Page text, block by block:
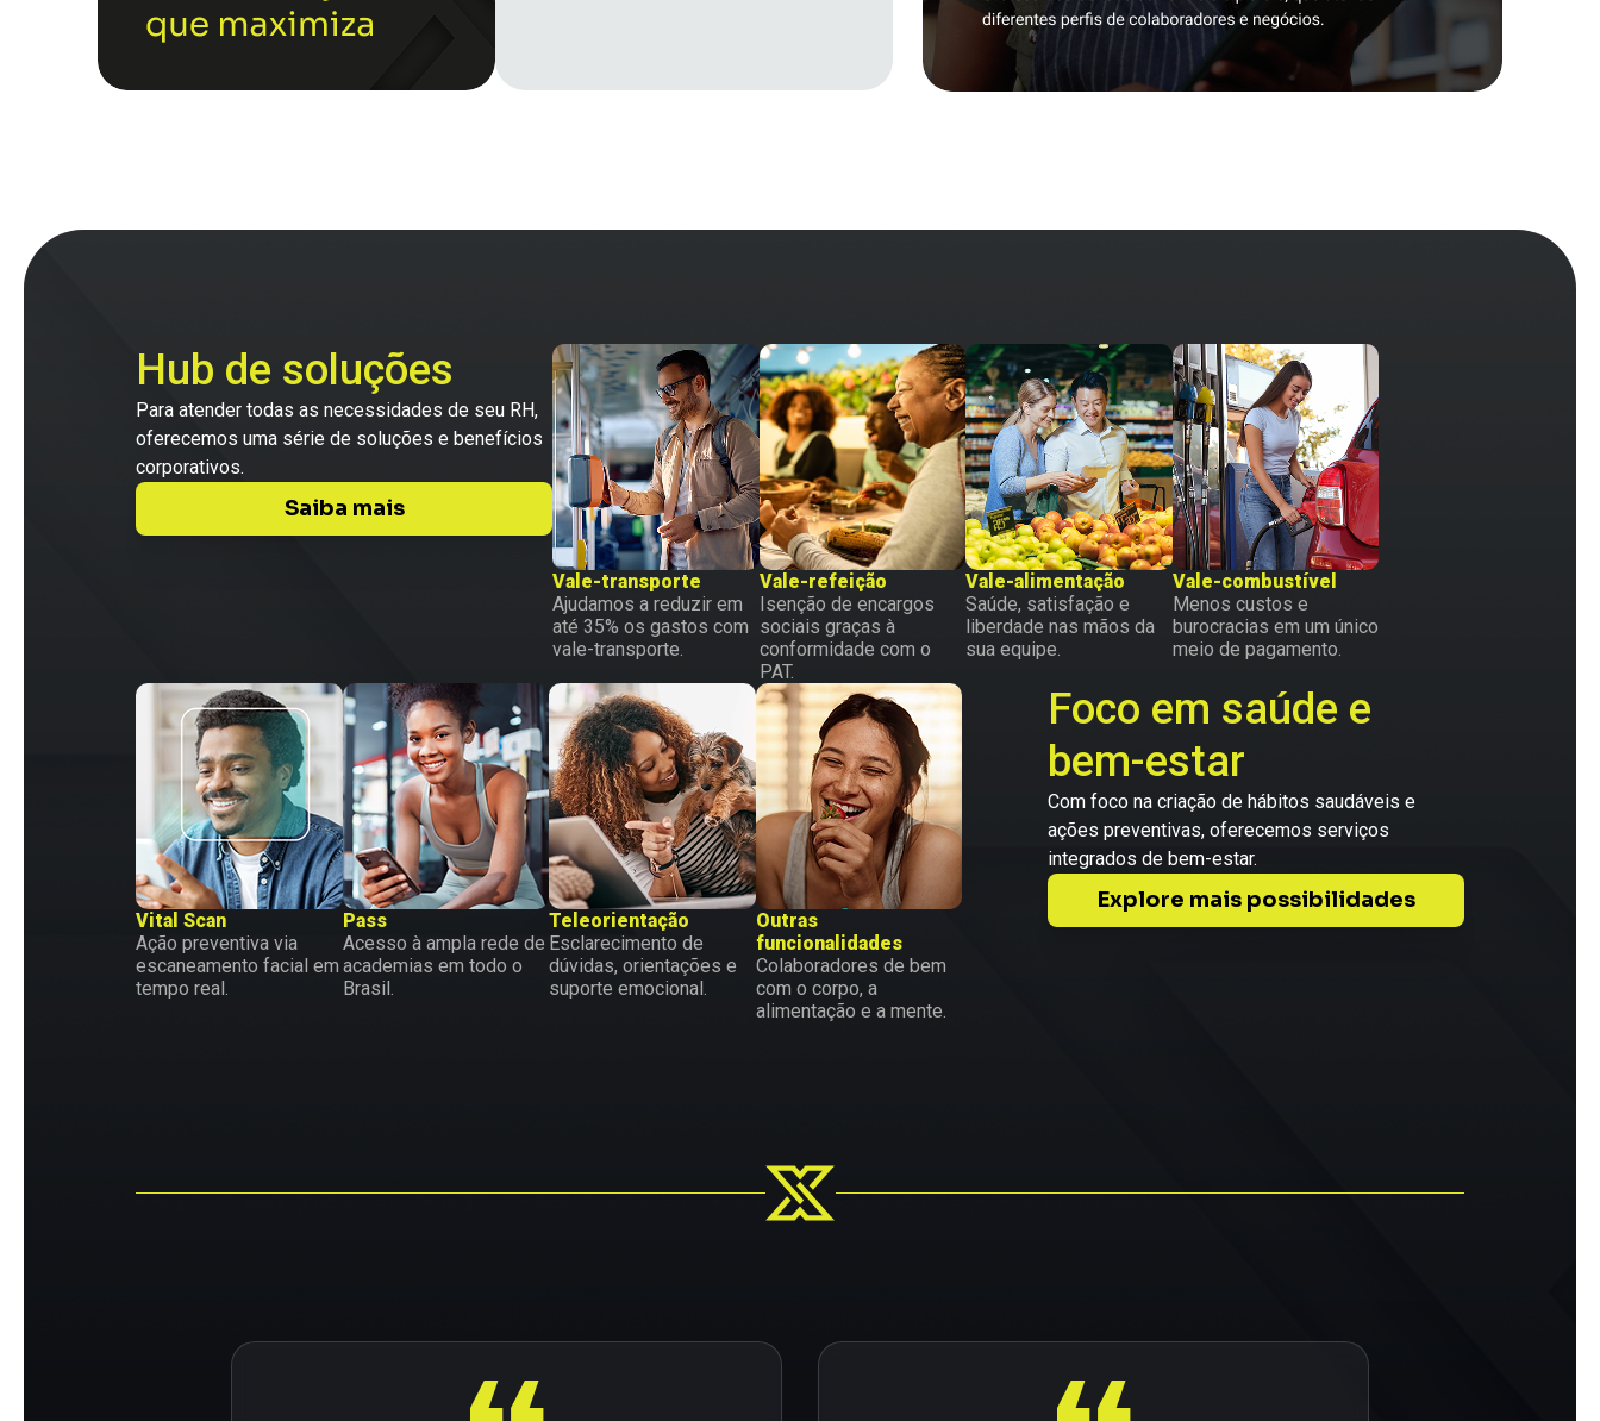
Hub de soluções
Para atender todas as necessidades de seu RH,
oferecemos uma série de soluções e benefícios
corporativos.
Saiba mais
Vale-transporte
Ajudamos a reduzir em
até 35% os gastos com
vale-transporte.
Vale-refeição
Isenção de encargos
sociais graças à
conformidade com o
PAT.
Vale-alimentação
Saúde, satisfação e
liberdade nas mãos da
sua equipe.
Vale-combustível
Menos custos e
burocracias em um único
meio de pagamento.
Vital Scan
Ação preventiva via
escaneamento facial em
tempo real.
Pass
Acesso à ampla rede de
academias em todo o
Brasil.
Teleorientação
Esclarecimento de
dúvidas, orientações e
suporte emocional.
Outras
funcionalidades
Colaboradores de bem
com o corpo, a
alimentação e a mente.
Foco em saúde e
bem-estar
Com foco na criação de hábitos saudáveis e
ações preventivas, oferecemos serviços
integrados de bem-estar.
Explore mais possibilidades